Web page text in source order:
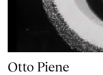
Otto Piene